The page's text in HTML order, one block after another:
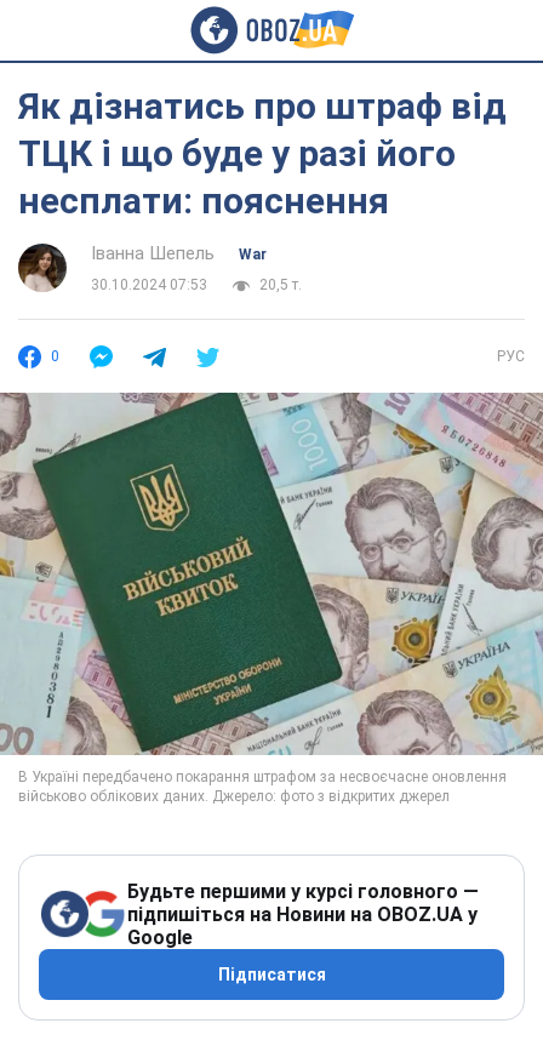
Як дізнатись про штраф від
ТЦК і що буде у разі його
несплати: пояснення
Іванна Шепель
War
30.10.2024 07:53
20,5 т.
0 РУС
Будьте першими у курсі головного —
підпишіться на Новини на OBOZ.UA у
Google
Підписатися